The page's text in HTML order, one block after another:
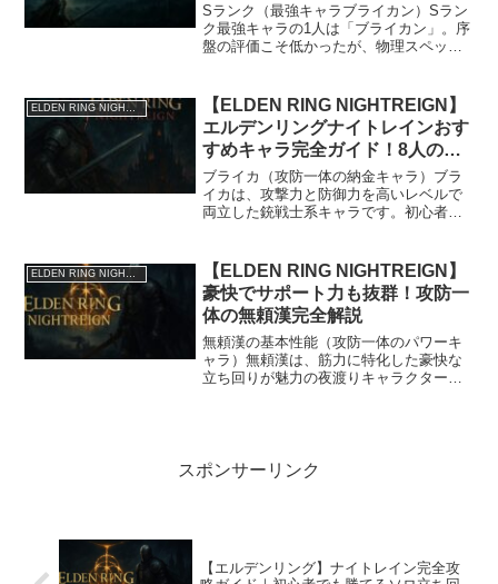
Sランク（最強キャラブライカン）Sラン
ク最強キャラの1人は「ブライカン」。序
盤の評価こそ低かったが、物理スペック
ミナ、高筋力を兼ね備え、多少の被弾で
は怯まない。アビリ...
ELDEN RING NIGHTREIGN
【ELDEN RING NIGHTREIGN】
エルデンリングナイトレインおす
すめキャラ完全ガイド！8人の夜
渡り徹底解説【初心者必見】
ブライカ（攻防一体の納金キャラ）ブラ
イカは、攻撃力と防御力を高いレベルで
両立した銃戦士系キャラです。初心者に
御しつつ大ダメージを叩き込め、パッシ
ブでスキルがさらに強化さ...
ELDEN RING NIGHTREIGN
【ELDEN RING NIGHTREIGN】
豪快でサポート力も抜群！攻防一
体の無頼漢完全解説
無頼漢の基本性能（攻防一体のパワーキ
ャラ）無頼漢は、筋力に特化した豪快な
立ち回りが魅力の夜渡りキャラクター
スポンサーリンク
【エルデンリング】ナイトレイン完全攻